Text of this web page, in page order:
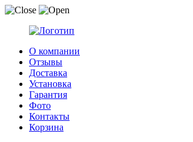
О компании
Отзывы
Доставка
Установка
Гарантия
Фото
Контакты
Корзина